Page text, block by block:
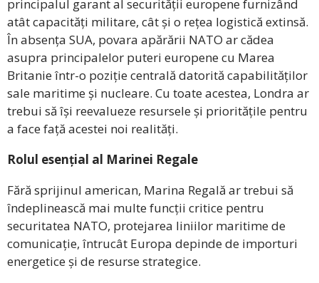
principalul garant al securității europene furnizând
atât capacități militare, cât și o rețea logistică extinsă.
În absența SUA, povara apărării NATO ar cădea
asupra principalelor puteri europene cu Marea
Britanie într-o poziție centrală datorită capabilităților
sale maritime și nucleare. Cu toate acestea, Londra ar
trebui să își reevalueze resursele și prioritățile pentru
a face față acestei noi realități.
Rolul esențial al Marinei Regale
Fără sprijinul american, Marina Regală ar trebui să
îndeplinească mai multe funcții critice pentru
securitatea NATO, protejarea liniilor maritime de
comunicație, întrucât Europa depinde de importuri
energetice și de resurse strategice.